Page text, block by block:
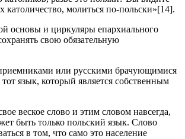
католичество, молиться по-польски»[14].
основы и циркуляры епархиального
свою обязательную
или русскими брачующимися
язык, который является собственным
веское слово и этим словом навсегда,
быть только польский язык. Слово
в том, что само это население